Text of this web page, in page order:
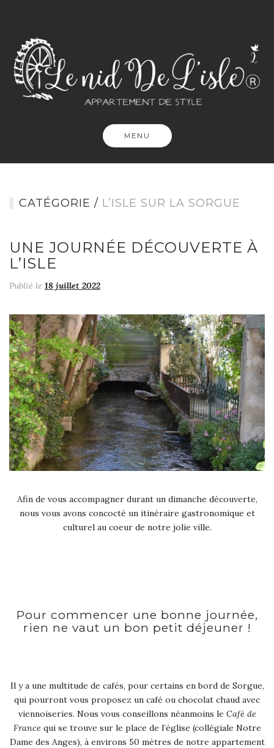
MENU
CATÉGORIE / L’ISLE SUR LA SORGUE
UNE JOURNÉE DÉCOUVERTE À
L’ISLE
Publié le 18 juillet 2022
Afin de vous accompagner durant un dimanche découverte,
nous vous avons concocté un itinéraire gastronomique et
culturel au coeur de notre jolie ville.
Pour commencer une bonne journée,
rien ne vaut un bon petit déjeuner !
Il y a une multitude de cafés, pour certains en bord de Sorgue,
qui pourront vous proposez un café ou chocolat chaud avec
viennoiseries. Nous vous conseillons néanmoins le Café de
France qui se trouve sur le place de l’église (collégiale Notre
Dame des Anges), à environs 50 mètres de notre appartement